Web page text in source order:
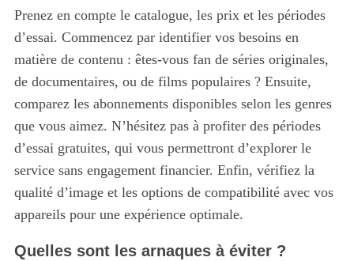
Prenez en compte le catalogue, les prix et les périodes
d’essai. Commencez par identifier vos besoins en
matière de contenu : êtes-vous fan de séries originales,
de documentaires, ou de films populaires ? Ensuite,
comparez les abonnements disponibles selon les genres
que vous aimez. N’hésitez pas à profiter des périodes
d’essai gratuites, qui vous permettront d’explorer le
service sans engagement financier. Enfin, vérifiez la
qualité d’image et les options de compatibilité avec vos
appareils pour une expérience optimale.
Quelles sont les arnaques à éviter ?